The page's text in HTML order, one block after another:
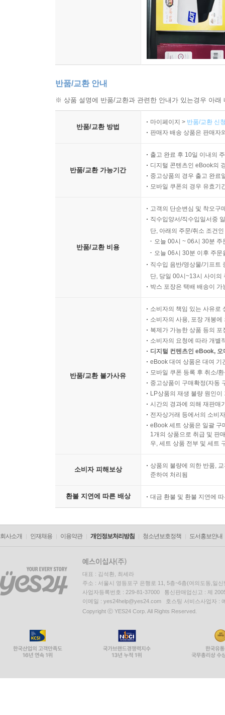
반품/교환 안내
※ 상품 설명에 반품/교환과 관련한 안내가 있는경우 아
반품/교환 방법
마이페이지 > 반품/교환 신
판매자 배송 상품은 판매자
반품/교환 가능기간
출고 완료 후 10일 이내의
디지털 콘텐츠인 eBook의
중고상품의 경우 출고 완료
모바일 쿠폰의 경우 유효기
반품/교환 비용
고객의 단순변심 및 착오구
직수입양서/직수입일서중
단, 아래의 주문/취소 조건
오늘 00시 ~ 06시 30분
오늘 06시 30분 이후 주
직수입 음반/영상물/기프트
단, 당일 00시~13시 사이의
박스 포장은 택배 배송이
반품/교환 불가사유
소비자의 책임 있는 사유로
소비자의 사용, 포장 개봉
복제가 가능한 상품 등의
소비자의 요청에 따라 개별
디지털 컨텐츠인 eBook,
eBook 대여 상품은 대여 기
모바일 쿠폰 등록 후 취소/
중고상품이 구매확정(자동
LP상품의 재생 불량 원인
시간의 경과에 의해 재판매
전자상거래 등에서의 소비
eBook 세트 상품은 일괄 구
1개의 상품으로 취급 및 판
우, 세트 상품 전부 및 세트
소비자 피해보상
상품의 불량에 의한 반품,
준하여 처리됨
환불 지연에 따른 배상 대금 환불 및 환불 지연에
회사소개 인재채용 이용약관 개인정보처리방침 청소년보호정책 도서홍보안내
대표 : 김석환, 최세라
주소 : 서울시 영등포구 은행로 11, 5층~6층(여의도동,일신
사업자등록번호 : 229-81-37000 통신판매업신고 : 제
이메일 : yes24help@yes24.com 호스팅 서비스사업자 :
Copyright ⓒ YES24 Corp. All Rights Reserved.